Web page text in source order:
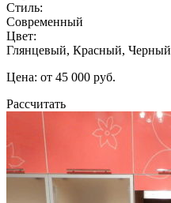
Стиль:
Современный
Цвет:
Глянцевый, Красный, Черный
Цена: от 45 000 руб.
Рассчитать